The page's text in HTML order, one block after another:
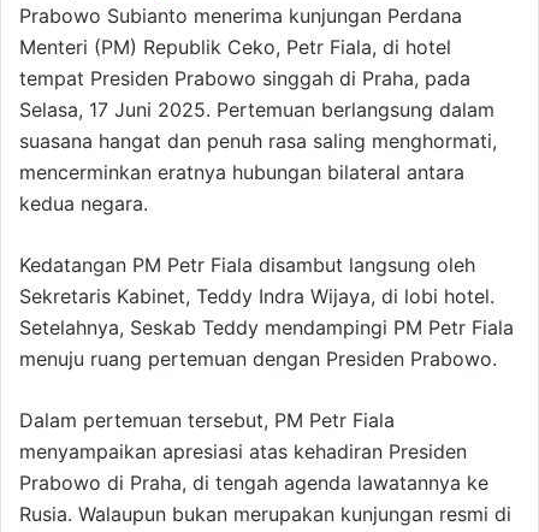
Prabowo Subianto menerima kunjungan Perdana
Menteri (PM) Republik Ceko, Petr Fiala, di hotel
tempat Presiden Prabowo singgah di Praha, pada
Selasa, 17 Juni 2025. Pertemuan berlangsung dalam
suasana hangat dan penuh rasa saling menghormati,
mencerminkan eratnya hubungan bilateral antara
kedua negara.
Kedatangan PM Petr Fiala disambut langsung oleh
Sekretaris Kabinet, Teddy Indra Wijaya, di lobi hotel.
Setelahnya, Seskab Teddy mendampingi PM Petr Fiala
menuju ruang pertemuan dengan Presiden Prabowo.
Dalam pertemuan tersebut, PM Petr Fiala
menyampaikan apresiasi atas kehadiran Presiden
Prabowo di Praha, di tengah agenda lawatannya ke
Rusia. Walaupun bukan merupakan kunjungan resmi di